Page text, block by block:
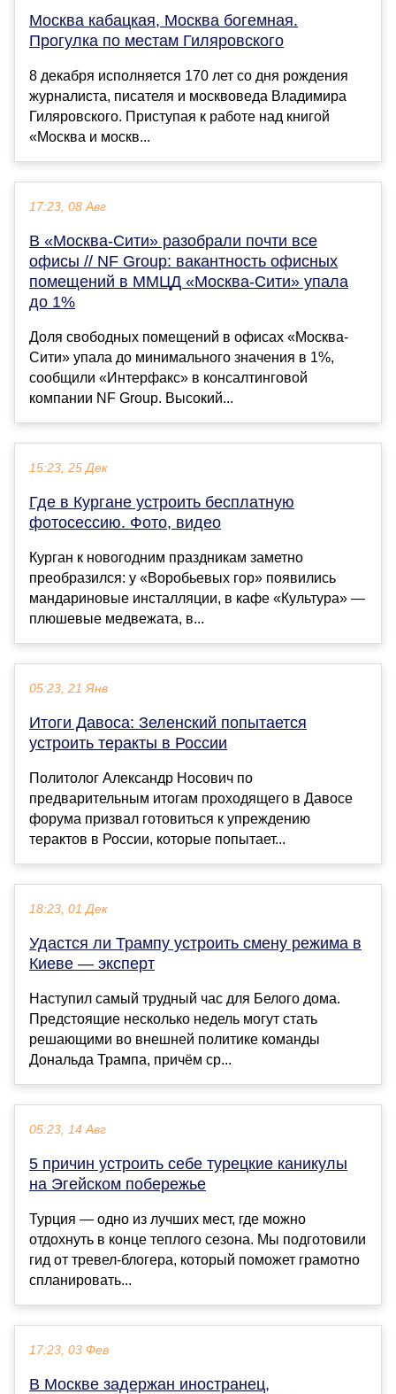
Москва кабацкая, Москва богемная.
Прогулка по местам Гиляровского
8 декабря исполняется 170 лет со дня рождения
журналиста, писателя и москвоведа Владимира
Гиляровского. Приступая к работе над книгой
«Москва и москв...
17:23, 08 Авг
В «Москва-Сити» разобрали почти все
офисы // NF Group: вакантность офисных
помещений в ММЦД «Москва-Сити» упала
до 1%
Доля свободных помещений в офисах «Москва-
Сити» упала до минимального значения в 1%,
сообщили «Интерфакс» в консалтинговой
компании NF Group. Высокий...
15:23, 25 Дек
Где в Кургане устроить бесплатную
фотосессию. Фото, видео
Курган к новогодним праздникам заметно
преобразился: у «Воробьевых гор» появились
мандариновые инсталляции, в кафе «Культура» —
плюшевые медвежата, в...
05:23, 21 Янв
Итоги Давоса: Зеленский попытается
устроить теракты в России
Политолог Александр Носович по
предварительным итогам проходящего в Давосе
форума призвал готовиться к упреждению
терактов в России, которые попытает...
18:23, 01 Дек
Удастся ли Трампу устроить смену режима в
Киеве — эксперт
Наступил самый трудный час для Белого дома.
Предстоящие несколько недель могут стать
решающими во внешней политике команды
Дональда Трампа, причём ср...
05:23, 14 Авг
5 причин устроить себе турецкие каникулы
на Эгейском побережье
Турция — одно из лучших мест, где можно
отдохнуть в конце теплого сезона. Мы подготовили
гид от тревел-блогера, который поможет грамотно
спланировать...
17:23, 03 Фев
В Москве задержан иностранец,